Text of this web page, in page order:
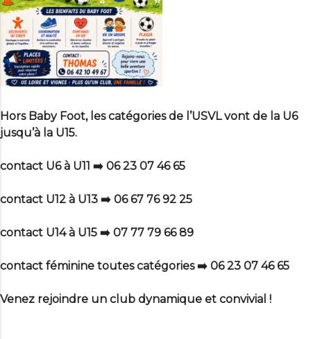
Hors Baby Foot, les catégories de l’USVL vont de la U6
jusqu’à la U15.
contact U6 à U11 ➡️ 06 23 07 46 65
contact U12 à U13 ➡️ 06 67 76 92 25
contact U14 à U15 ➡️ 07 77 79 66 89
contact féminine toutes catégories➡️ 06 23 07 46 65
Venez rejoindre un club dynamique et convivial !